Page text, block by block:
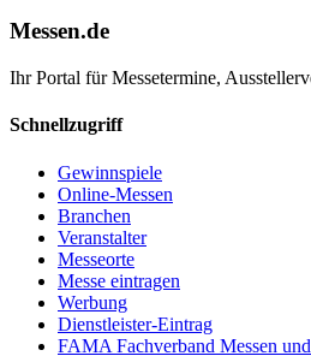
Messen.de
Ihr Portal für Messetermine,
Schnellzugriff
Gewinnspiele
Online-Messen
Branchen
Veranstalter
Messeorte
Messe eintragen
Werbung
Dienstleister-Eintrag
FAMA Fachverband Messen